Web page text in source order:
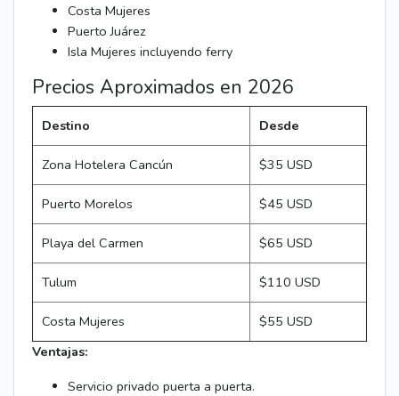
Costa Mujeres
Puerto Juárez
Isla Mujeres incluyendo ferry
Precios Aproximados en 2026
Destino Desde
Zona Hotelera Cancún $35 USD
Puerto Morelos $45 USD
Playa del Carmen $65 USD
Tulum $110 USD
Costa Mujeres
$55 USD
Ventajas:
Servicio privado puerta a puerta.